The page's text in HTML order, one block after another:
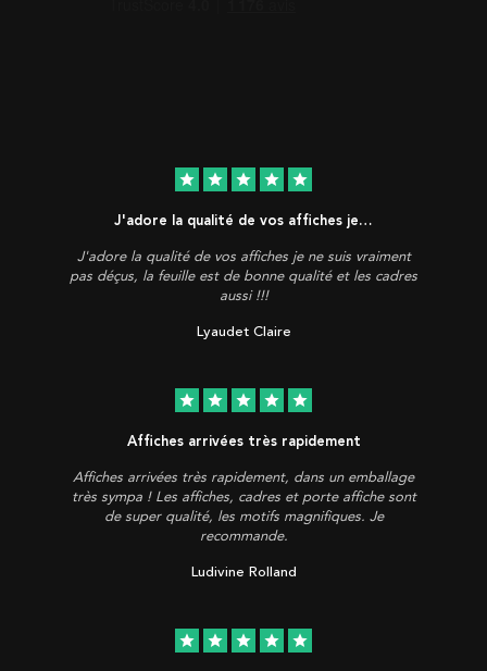
star star star star star
J'adore la qualité de vos affiches je…
J'adore la qualité de vos affiches je ne suis vraiment
pas déçus, la feuille est de bonne qualité et les cadres
aussi !!!
Lyaudet Claire
star star star star star
Affiches arrivées très rapidement
Affiches arrivées très rapidement, dans un emballage
très sympa ! Les affiches, cadres et porte affiche sont
de super qualité, les motifs magnifiques. Je
recommande.
Ludivine Rolland
star star star star star